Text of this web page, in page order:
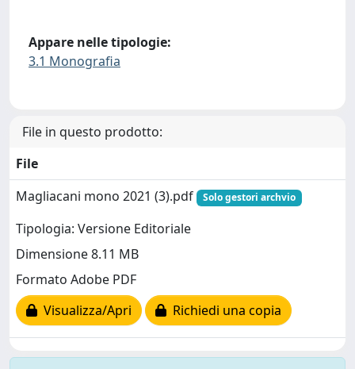
Appare nelle tipologie:
3.1 Monografia
File in questo prodotto:
File
Magliacani mono 2021 (3).pdf
Solo gestori archvio
Tipologia: Versione Editoriale
Dimensione 8.11 MB
Formato Adobe PDF
Visualizza/Apri
Richiedi una copia